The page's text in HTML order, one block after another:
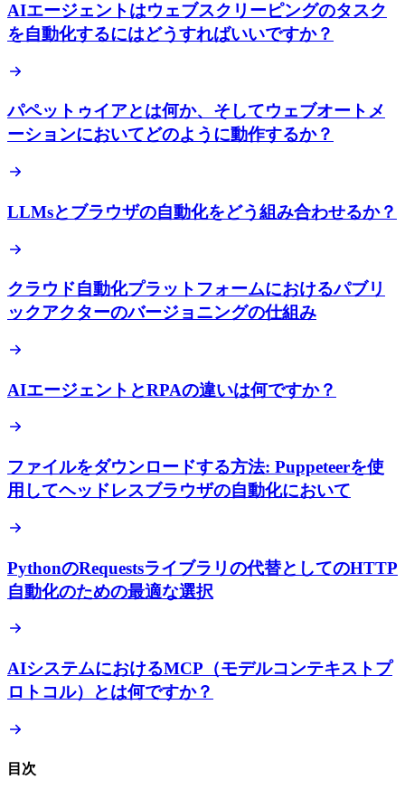
AIエージェントはウェブスクリーピングのタスク
を自動化するにはどうすればいいですか？
パペットゥイアとは何か、そしてウェブオートメ
ーションにおいてどのように動作するか？
LLMsとブラウザの自動化をどう組み合わせるか？
クラウド自動化プラットフォームにおけるパブリ
ックアクターのバージョニングの仕組み
AIエージェントとRPAの違いは何ですか？
ファイルをダウンロードする方法: Puppeteerを使
用してヘッドレスブラウザの自動化において
PythonのRequestsライブラリの代替としてのHTTP
自動化のための最適な選択
AIシステムにおけるMCP（モデルコンテキストプ
ロトコル）とは何ですか？
目次